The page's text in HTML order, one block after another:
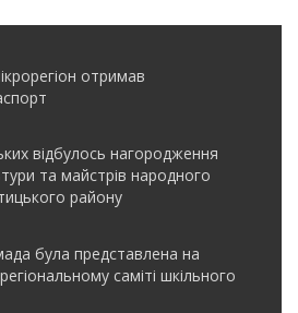
отримав
відбулось нагородження
та майстрів народного
району
була представлена на
саміті шкільного